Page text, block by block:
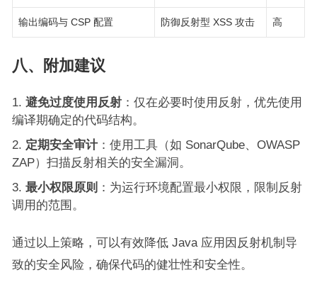
输出编码与 CSP 配置 防御反射型 XSS 攻击 高
八、附加建议
避免过度使用反射：仅在必要时使用反射，优先使用
编译期确定的代码结构。
定期安全审计：使用工具（如 SonarQube、OWASP
ZAP）扫描反射相关的安全漏洞。
最小权限原则 ：为运行环境配置最小权限，限制反射
调用的范围。
通过以上策略，可以有效降低 Java 应用因反射机制导
致的安全风险，确保代码的健壮性和安全性。